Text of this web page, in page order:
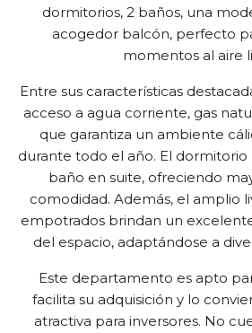
dormitorios, 2 baños, una
acogedor balcón, perfecto
momentos al aire
Entre sus características
acceso a agua corriente, gas
que garantiza un ambiente
durante todo el año. El
baño en suite, ofreciendo
comodidad. Además, el amplio
empotrados brindan un
del espacio, adaptándose a
Este departamento es apto
facilita su adquisición y lo
atractiva para inversores. No